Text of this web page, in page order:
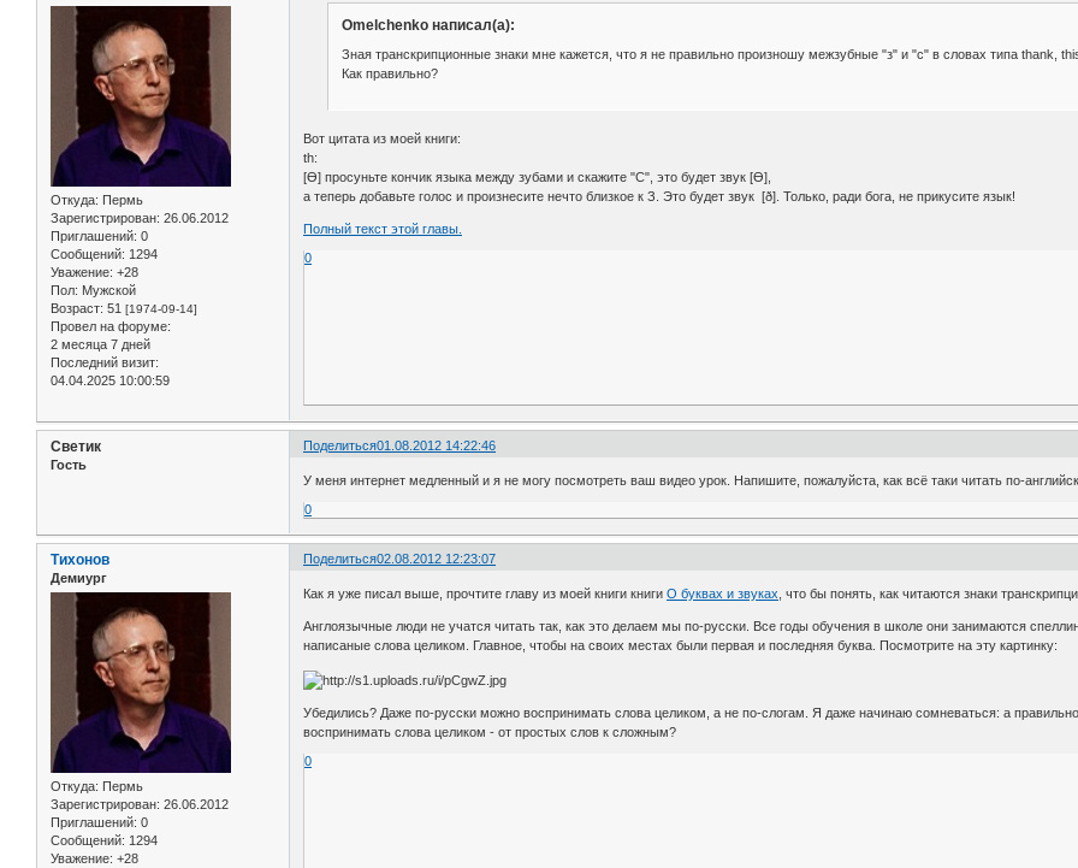
Откуда: Пермь
Зарегистрирован: 26.06.2012
Приглашений: 0
Сообщений: 1294
Уважение: +28
Пол: Мужской
Возраст: 51 [1974-09-14]
Провел на форуме:
2 месяца 7 дней
Последний визит:
04.04.2025 10:00:59
Omelchenko написал(а):
Зная транскрипционные знаки мне кажется, что я не правильно произношу межзубные "з" и "с" в словах типа thank,
Как правильно?
Вот цитата из моей книги:
th:
[Ɵ] просуньте кончик языка между зубами и скажите "С", это будет звук [Ɵ],
а теперь добавьте голос и произнесите нечто близкое к З. Это будет звук [ð]. Только, ради бога, не прикусите язык!
Полный текст этой главы.
0
Поделиться01.08.2012 14:22:46
Светик
Гость
У меня интернет медленный и я не могу посмотреть ваш видео урок. Напишите, пожалуйста, как всё таки читать по-
0
Поделиться02.08.2012 12:23:07
Тихонов
Демиург
Откуда: Пермь
Зарегистрирован: 26.06.2012
Приглашений: 0
Сообщений: 1294
Уважение: +28
Как я уже писал выше, прочтите главу из моей книги книгиО буквах и звуках, что бы понять, как читаются знаки
Англоязычные люди не учатся читать так, как это делаем мы по-русски. Все годы обучения в школе они занимаются
написаные слова целиком. Главное, чтобы на своих местах были первая и последняя буква. Посмотрите на эту картинку:
Убедились? Даже по-русски можно воспринимать слова целиком, а не по-слогам. Я даже начинаю сомневаться: а
воспринимать слова целиком - от простых слов к сложным?
0